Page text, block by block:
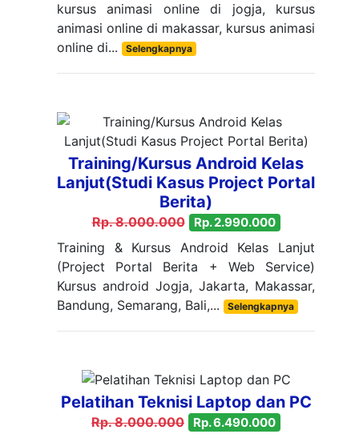
kursus animasi online di jogja, kursus
animasi online di makassar, kursus animasi
online di...
Selengkapnya
Training/Kursus Android Kelas
Lanjut(Studi Kasus Project Portal
Berita)
Rp. 8.000.000 Rp. 2.990.000
Training & Kursus Android Kelas Lanjut
(Project Portal Berita + Web Service)
Kursus android Jogja, Jakarta, Makassar,
Bandung, Semarang, Bali,...
Selengkapnya
Pelatihan Teknisi Laptop dan PC
Rp. 8.000.000 Rp. 6.490.000